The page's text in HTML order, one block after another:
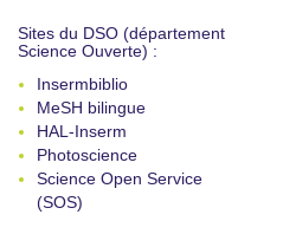
Sites du DSO (département
Science Ouverte) :
Insermbiblio
MeSH bilingue
HAL-Inserm
Photoscience
Science Open Service
(SOS)